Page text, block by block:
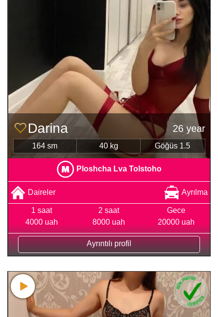
Darina 26 year
164 sm 40 kg Göğüs 1.5
Ploshcha Lva Tolstoho
Daireler Ayrılma
1 saat
4000 uah
2 saat
8000 uah
Gece
20000 uah
Ayrıntılı profil